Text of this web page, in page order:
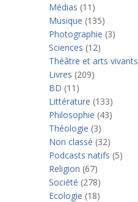
Médias (11)
Musique (135)
Photographie (3)
Sciences (12)
Théâtre et arts vivants
Livres (209)
BD (11)
Littérature (133)
Philosophie (43)
Théologie (3)
Non classé (32)
Podcasts natifs (5)
Religion (67)
Société (278)
Ecologie (18)